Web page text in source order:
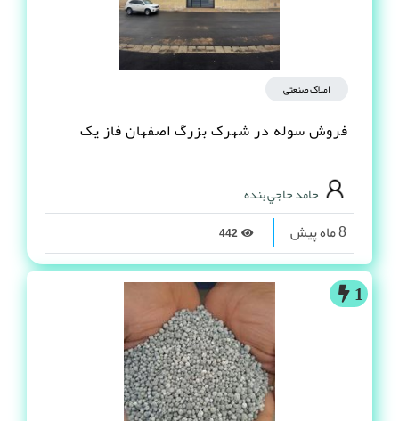
املاک صنعتی
فروش سوله در شهرک بزرگ اصفهان فاز یک
حامد حاجي بنده
8 ماه پیش
1